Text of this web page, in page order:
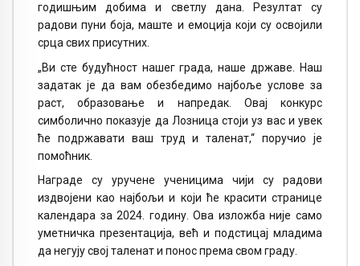
годишњим добима и светлу дана. Резултат су
радови пуни боја, маште и емоција који су освојили
срца свих присутних.
„Ви сте будућност нашег града, наше државе. Наш
задатак је да вам обезбедимо најбоље услове за
раст, образовање и напредак. Овај конкурс
симболично показује да Лозница стоји уз вас и увек
ће подржавати ваш труд и таленат,“ поручио је
помоћник.
Награде су уручене ученицима чији су радови
издвојени као најбољи и који ће красити странице
календара за 2024. годину. Ова изложба није само
уметничка презентација, већ и подстицај младима
да негују свој таленат и понос према свом граду.